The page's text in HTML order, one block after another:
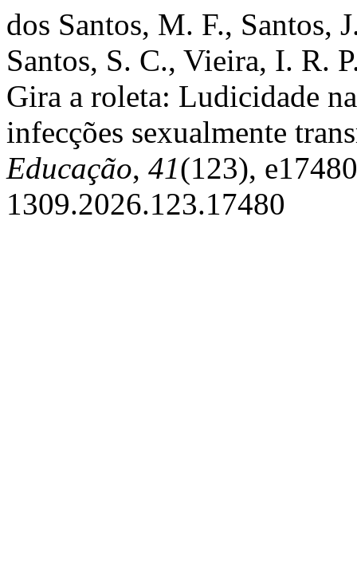
dos Santos, M. F., Santos,
Santos, S. C., Vieira, I. R.
Gira a roleta: Ludicidade
infecções sexualmente
Educação, 41(123),
1309.2026.123.17480